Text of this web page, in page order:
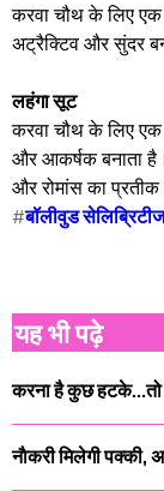
करवा चौथ के लिए
अट्रैक्टिव और सुंदर
लहंगा सूट
करवा चौथ के लिए
और आकर्षक बनाता
और रोमांस का प्रतीक
#बॉलीवुड
यह भी पढ़े
करना है कुछ हटके...तो
नाैकरी मिलेगी पक्‍की,